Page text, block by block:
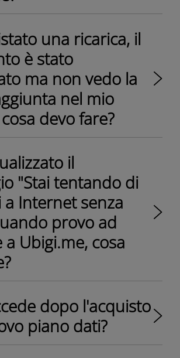
una ricarica, il
è stato
ma non vedo la
nel mio
devo fare?
il
"Stai tentando di
a Internet senza
provo ad
a Ubigi.me, cosa
dopo l'acquisto
piano dati?